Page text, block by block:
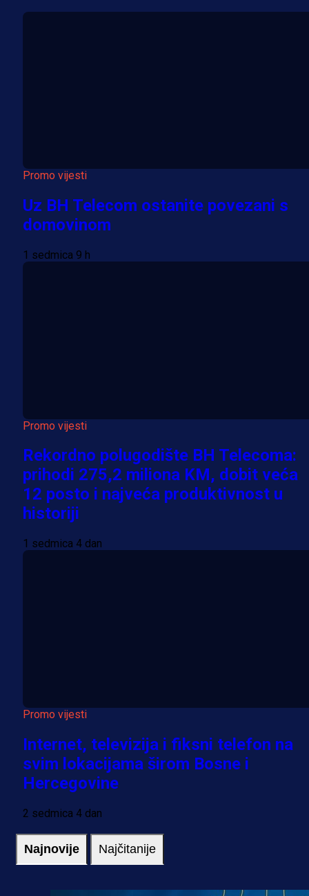
Promo vijesti
Uz BH Telecom ostanite povezani s
domovinom
1 sedmica 9 h
Promo vijesti
Rekordno polugodište BH Telecoma:
prihodi 275,2 miliona KM, dobit veća
12 posto i najveća produktivnost u
historiji
1 sedmica 4 dan
Promo vijesti
Internet, televizija i fiksni telefon na
svim lokacijama širom Bosne i
Hercegovine
2 sedmica 4 dan
Najnovije Najčitanije